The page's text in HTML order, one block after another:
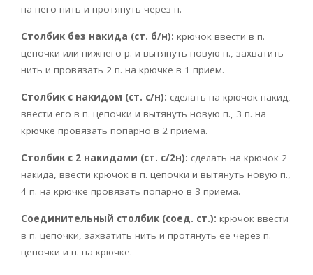
на него нить и протянуть через п.
Столбик без накида (ст. б/н): крючок ввести в п.
цепочки или нижнего р. и вытянуть новую п., захватить
нить и провязать 2 п. на крючке в 1 прием.
Столбик с накидом (ст. с/н): сделать на крючок накид,
ввести его в п. цепочки и вытянуть новую п., 3 п. на
крючке провязать попарно в 2 приема.
Столбик с 2 накидами (ст. с/2н): сделать на крючок 2
накида, ввести крючок в п. цепочки и вытянуть новую п.,
4 п. на крючке провязать попарно в 3 приема.
Соединительный столбик (соед. ст.): крючок ввести
в п. цепочки, захватить нить и протянуть ее через п.
цепочки и п. на крючке.